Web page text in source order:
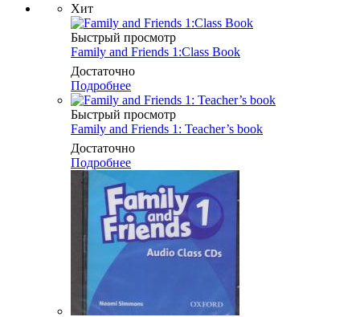
Хит
Быстрый просмотр
Family and Friends 1:Class Book
Достаточно
Подробнее
Быстрый просмотр
Family and Friends 1: Teacher’s book
Достаточно
Подробнее